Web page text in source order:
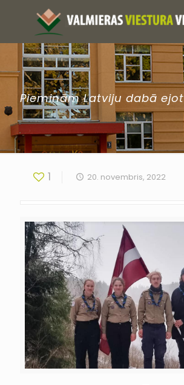
Pieminām Latviju dabā ejot
1 20. novembris, 2022